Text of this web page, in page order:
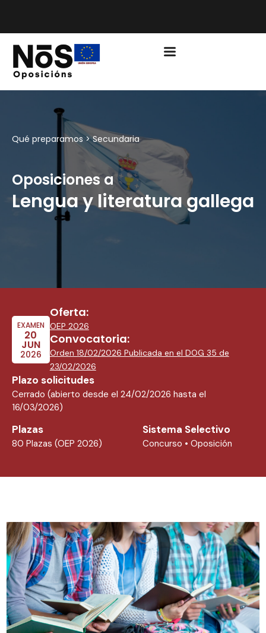
Qué preparamos >Secundaria
Oposiciones a
Lengua y literatura gallega
EXAMEN
20
JUN
2026
Oferta:
OEP 2026
Convocatoria:
Orden 18/02/2026 Publicada en el DOG 35 de
23/02/2026
Plazo solicitudes
Cerrado (abierto desde el 24/02/2026 hasta el
16/03/2026)
Sistema Selectivo
Concurso • Oposición
Plazas
80 Plazas (OEP 2026)